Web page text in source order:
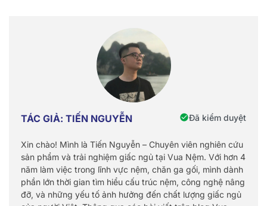
TÁC GIẢ: TIẾN NGUYỄN Đã kiểm duyệt
Xin chào! Mình là Tiến Nguyễn – Chuyên viên nghiên cứu
sản phẩm và trải nghiệm giấc ngủ tại Vua Nệm. Với hơn 4
năm làm việc trong lĩnh vực nệm, chăn ga gối, mình dành
phần lớn thời gian tìm hiểu cấu trúc nệm, công nghệ nâng
đỡ, và những yếu tố ảnh hưởng đến chất lượng giấc ngủ